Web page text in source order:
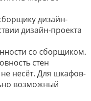
дизайн-
дизайн-проекта
со сборщиком.
стен
несёт. Для шкафов-
возможный